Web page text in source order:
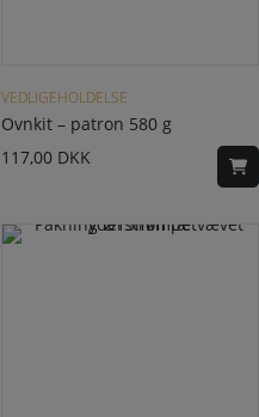
VEDLIGEHOLDELSE
Ovnkit – patron 580 g
117,00 DKK